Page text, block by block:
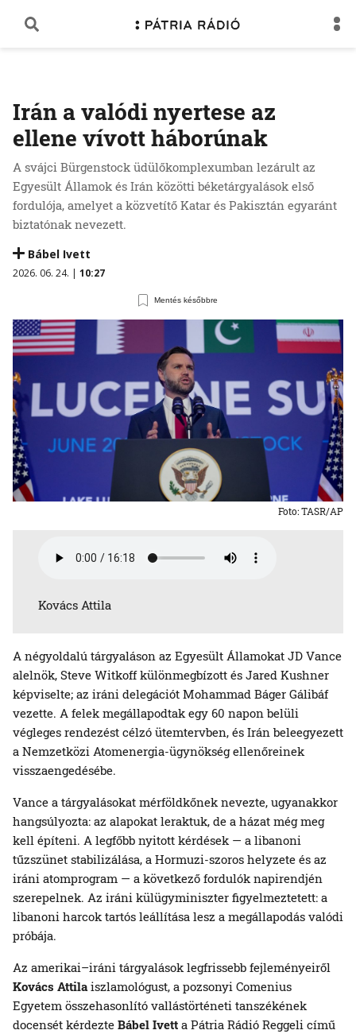
Irán a valódi nyertese az
ellene vívott háborúnak
A svájci Bürgenstock üdülőkomplexumban lezárult az
Egyesült Államok és Irán közötti béketárgyalások első
fordulója, amelyet a közvetítő Katar és Pakisztán egyaránt
biztatónak nevezett.
Bábel Ivett
2026. 06. 24. | 10:27
Mentés későbbre
Foto: TASR/AP
Kovács Attila
A négyoldalú tárgyaláson az Egyesült Államokat JD Vance
alelnök, Steve Witkoff különmegbízott és Jared Kushner
képviselte; az iráni delegációt Mohammad Báger Gálibáf
vezette. A felek megállapodtak egy 60 napon belüli
végleges rendezést célzó ütemtervben, és Irán beleegyezett
a Nemzetközi Atomenergia-ügynökség ellenőreinek
visszaengedésébe.
Vance a tárgyalásokat mérföldkőnek nevezte, ugyanakkor
hangsúlyozta: az alapokat leraktuk, de a házat még meg
kell építeni. A legfőbb nyitott kérdések — a libanoni
tűzszünet stabilizálása, a Hormuzi-szoros helyzete és az
iráni atomprogram — a következő fordulók napirendjén
szerepelnek. Az iráni külügyminiszter figyelmeztetett: a
libanoni harcok tartós leállítása lesz a megállapodás valódi
próbája.
Az amerikai–iráni tárgyalások legfrissebb fejleményeiről
Kovács Attila iszlamológust, a pozsonyi Comenius
Egyetem összehasonlító vallástörténeti tanszékének
docensét kérdezte Bábel Ivett a Pátria Rádió Reggeli című